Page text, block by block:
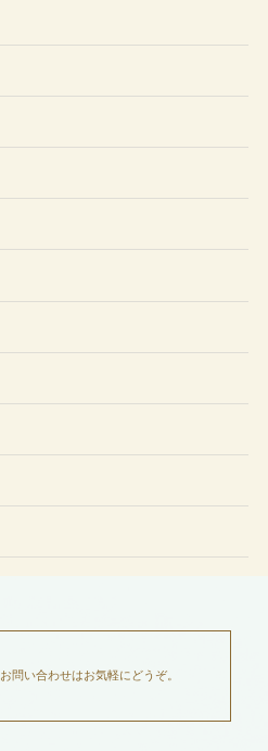
お問い合わせはお気軽にどうぞ。